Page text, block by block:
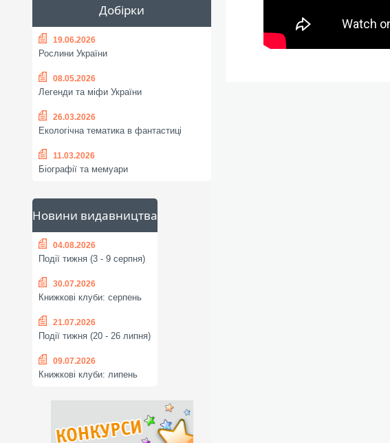
Добірки
19.06.2026
Рослини України
08.05.2026
Легенди та міфи України
26.03.2026
Екологічна тематика в фантастиці
11.03.2026
Біографії та мемуари
Новини видавництва
04.08.2026
Події тижня (3 - 9 серпня)
30.07.2026
Книжкові клуби: серпень
21.07.2026
Події тижня (20 - 26 липня)
09.07.2026
Книжкові клуби: липень